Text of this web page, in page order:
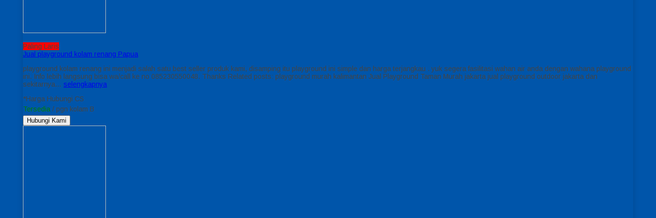
Paling Laris
Jual playground kolam renang Papua
playground kolam renang ini menjadi salah satu best seller produk kami, disamping itu playground ini simple dan harga terjangkau . yuk segera fasilitasi wahan air anda dengan wahana playground
ini. Info lebih langsung bisa wa/call ke no 085230550048. Thanks Related posts: playground murah kalimantan Jual Playground Taman Murah jakarta jual playground outdoor jakarta dan
sekitarnya… selengkapnya
*Harga Hubungi CS
Tersedia / pgn kolam B
Hubungi Kami